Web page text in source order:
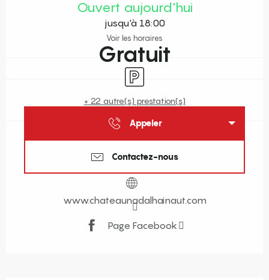
Ouvert aujourd'hui
jusqu'à 18:00
Voir les horaires
Gratuit
Parking
+ 22 autre(s) prestation(s)
Appeler
Contactez-nous
www.chateaunadalhainaut.com
Page Facebook